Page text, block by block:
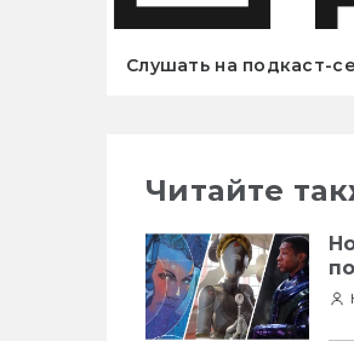
Слушать на подкаст-
Читайте